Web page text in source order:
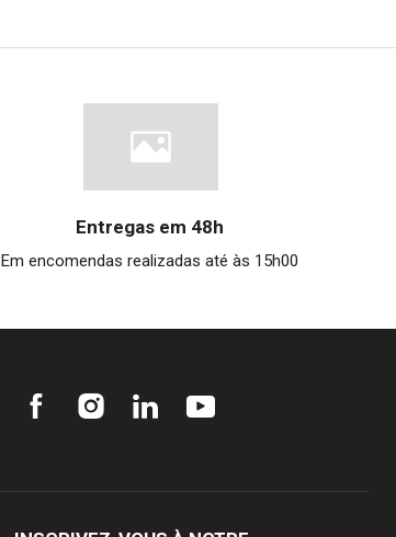
Entregas em 48h
Em encomendas realizadas até às 15h00